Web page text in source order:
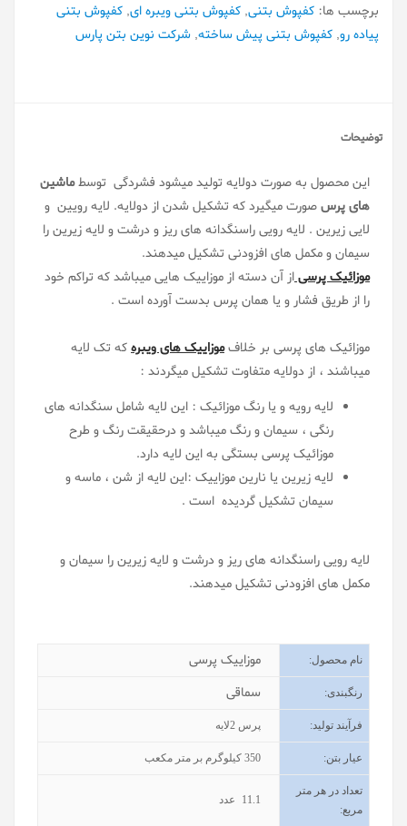
برچسب ها: کفپوش بتنی, کفپوش بتنی ویبره ای, کفپوش بتنی
پیاده رو, کفپوش بتنی پیش ساخته, شرکت نوین بتن پارس
توضیحات
این محصول به صورت دولایه تولید میشود فشردگی توسطماشین
های پرسصورت میگیرد که تشکیل شدن از دولایه. لایه رویین و
لایی زیرین . لایه رویی راسنگدانه های ریز و درشت و لایه زیرین را
سیمان و مکمل های افزودنی تشکیل میدهند.
موزائیک پرسیاز آن دسته از موزاییک هایی میباشد که تراکم خود
را از طریق فشار و یا همان پرس بدست آورده است .
موزائیک های پرسی بر خلافموزاییک های ویبرهکه تک لایه
میباشند ، از دولایه متفاوت تشکیل میگردند :
لایه رویه و یا رنگ موزائیک : این لایه شامل سنگدانه های
رنگی ، سیمان و رنگ میباشد و درحقیقت رنگ و طرح
موزائیک پرسی بستگی به این لایه دارد.
لایه زیرین یا نارین موزاییک :این لایه از شن ، ماسه و
سیمان تشکیل گردیده است .
لایه رویی راسنگدانه های ریز و درشت و لایه زیرین را سیمان و
مکمل های افزودنی تشکیل میدهند.
نام محصول: موزاییک پرسی
رنگبندی: سماقی
فرآیند تولید: پرس 2لایه
عیار بتن:
350 کیلوگرم بر متر مکعب
تعداد در هر متر
مربع:
11.1 عدد